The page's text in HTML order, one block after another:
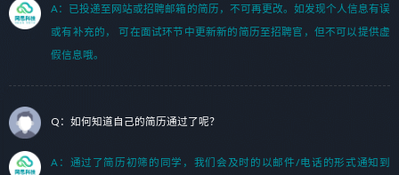
A：已投递至网站或招聘邮箱的简历，不可再更改。如发现个人信息有误
或有补充的， 可在面试环节中更新新的简历至招聘官，但不可以提供虚
假信息哦。
Q：如何知道自己的简历通过了呢？
A：通过了简历初筛的同学，我们会及时的以邮件/电话的形式通知到